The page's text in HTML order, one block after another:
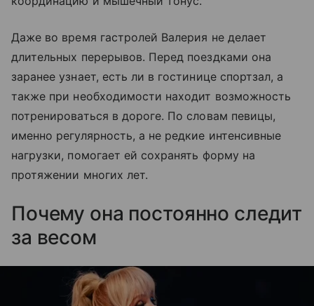
Даже во время гастролей Валерия не делает
длительных перерывов. Перед поездками она
заранее узнает, есть ли в гостинице спортзал, а
также при необходимости находит возможность
потренироваться в дороге. По словам певицы,
именно регулярность, а не редкие интенсивные
нагрузки, помогает ей сохранять форму на
протяжении многих лет.
Почему она постоянно следит
за весом